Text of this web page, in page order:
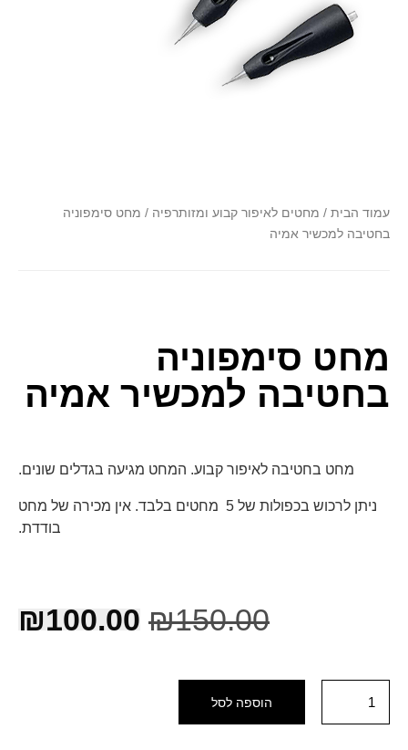
סמן קישורים
את
עמוד הבית / מחטים לאיפור קבוע ומזותרפיה / מחט סימפוניה
בחטיבה למכשיר אמיה
מחט סימפוניה
בחטיבה למכשיר אמיה
מחט בחטיבה לאיפור קבוע. המחט מגיעה בגדלים שונים.
ניתן לרכוש בכפולות של 5 מחטים בלבד. אין מכירה של מחט
בודדת.
₪150.00
₪100.00
הוספה לסל